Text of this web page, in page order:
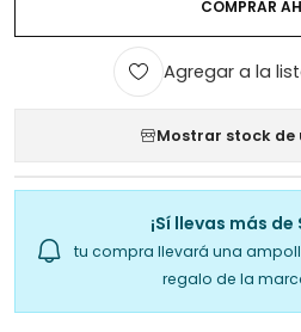
COMPRAR
Agregar a la
Mostrar stock de
¡Sí llevas más
tu compra llevará una
regalo de la